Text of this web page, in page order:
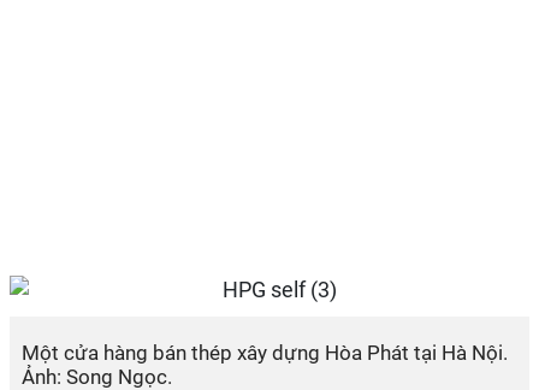
Một cửa hàng bán thép xây dựng Hòa Phát tại Hà Nội.
Ảnh: Song Ngọc.